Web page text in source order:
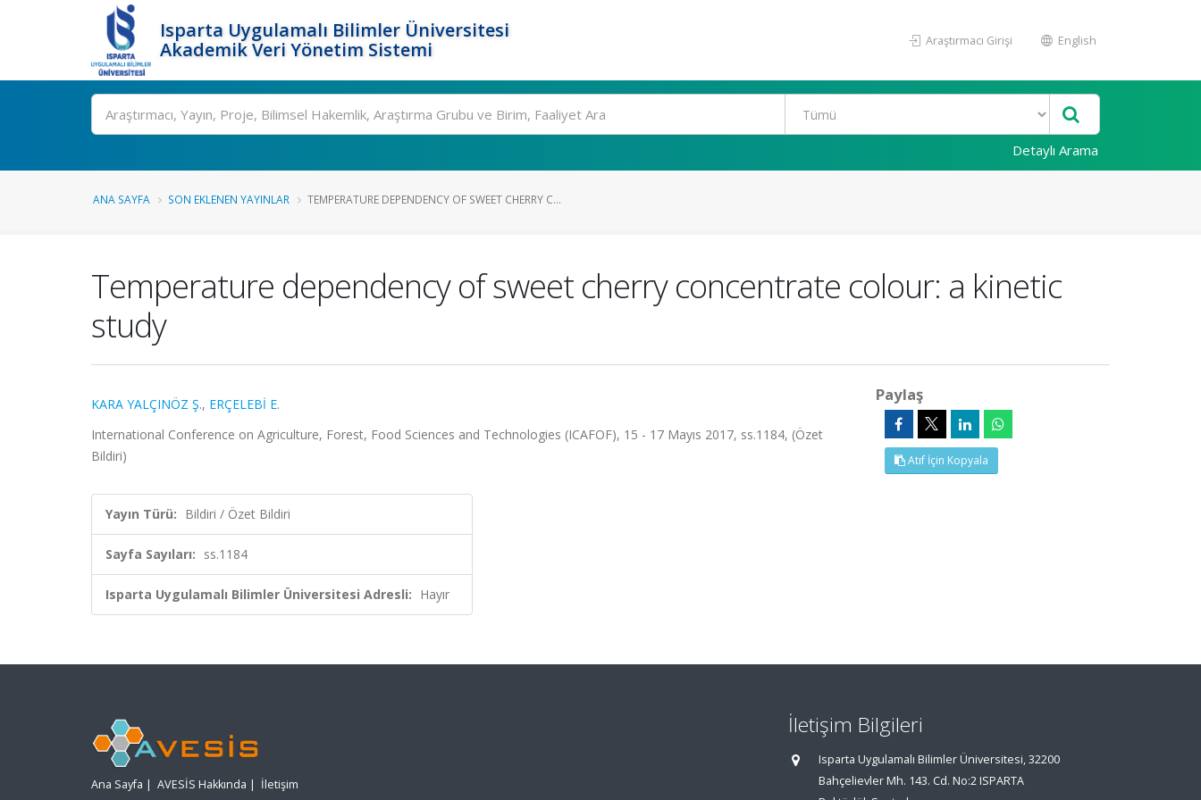
Isparta Uygulamalı Bilimler Üniversitesi
Akademik Veri Yönetim Sistemi
Araştırmacı Girişi English
Ara
Detaylı Arama
ANA SAYFA SON EKLENEN YAYINLAR TEMPERATURE DEPENDENCY OF SWEET CHERRY C...
Temperature dependency of sweet cherry concentrate colour: a kinetic
study
KARA YALÇINÖZ Ş., ERÇELEBİ E.
International Conference on Agriculture, Forest, Food Sciences and Technologies (ICAFOF), 15 - 17 Mayıs 2017, ss.1184, (Özet
Bildiri)
Yayın Türü: Bildiri / Özet Bildiri
Sayfa Sayıları: ss.1184
Isparta Uygulamalı Bilimler Üniversitesi Adresli: Hayır
Paylaş
Atıf İçin Kopyala
Ana Sayfa | AVESİS Hakkında | İletişim
İletişim Bilgileri
Isparta Uygulamalı Bilimler Üniversitesi, 32200
Bahçelievler Mh. 143. Cd. No:2 ISPARTA